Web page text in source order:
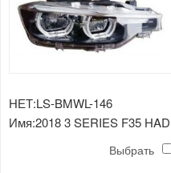
НЕТ:LS-BMWL-146
Имя:2018 3 SERIES F35 HAD
Выбрать